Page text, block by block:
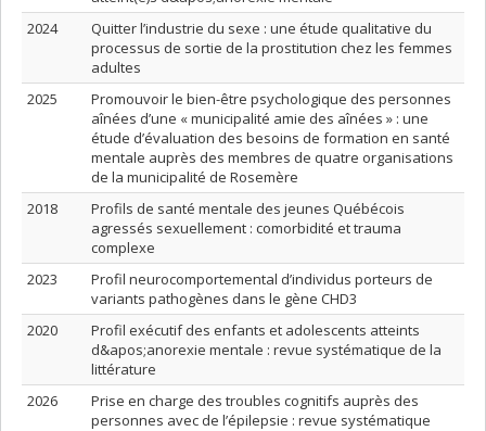
2024
Quitter l’industrie du sexe : une étude qualitative du
processus de sortie de la prostitution chez les femmes
adultes
2025
Promouvoir le bien-être psychologique des personnes
aînées d’une « municipalité amie des aînées » : une
étude d’évaluation des besoins de formation en santé
mentale auprès des membres de quatre organisations
de la municipalité de Rosemère
2018
Profils de santé mentale des jeunes Québécois
agressés sexuellement : comorbidité et trauma
complexe
2023
Profil neurocomportemental d’individus porteurs de
variants pathogènes dans le gène CHD3
2020
Profil exécutif des enfants et adolescents atteints
d&apos;anorexie mentale : revue systématique de la
littérature
2026
Prise en charge des troubles cognitifs auprès des
personnes avec de l’épilepsie : revue systématique